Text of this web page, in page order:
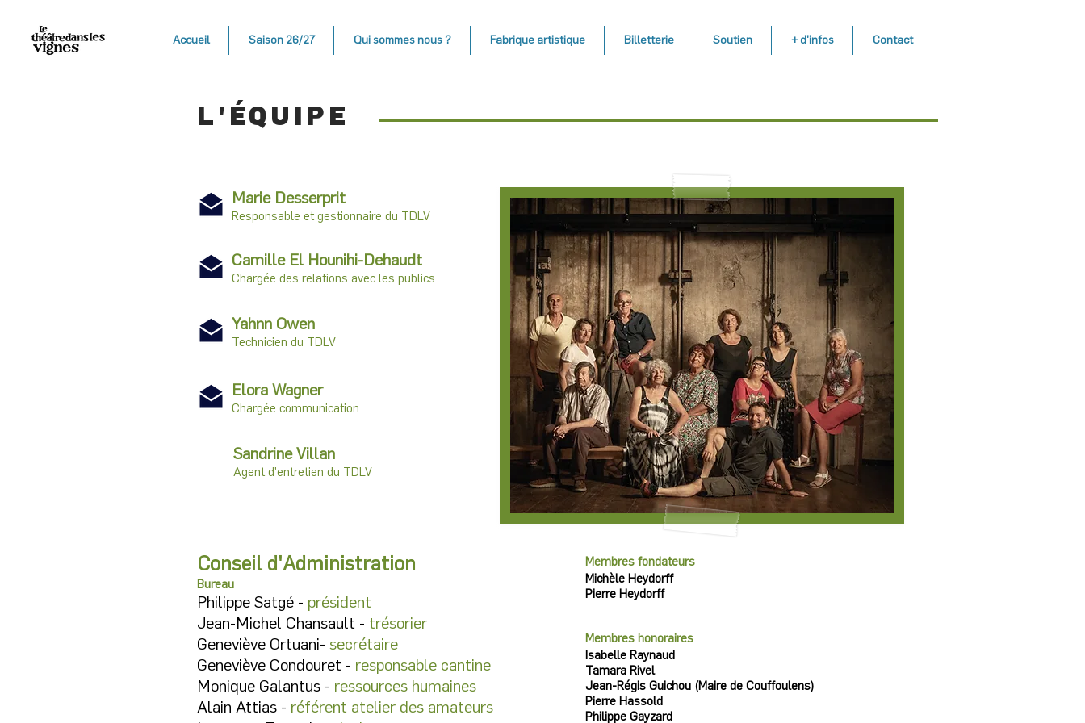
Accueil Saison 26/27 Qui sommes nous ? Fabrique artistique Billetterie Soutien + d'infos Contact
L'ÉQUIPE
Marie Desserprit
Responsable et gestionnaire du TDLV
Camille El Hounihi-Dehaudt
Chargée des relations avec les publics
Yahnn Owen
Technicien du TDLV
Elora Wagner
Chargée communication
Sandrine Villan
Agent d'entretien du TDLV
Conseil d'Administration
Bureau
Philippe Satgé - président
Jean-Michel Chansault - trésorier
Geneviève Ortuani- secrétaire
Geneviève Condouret - responsable cantine
Monique Galantus - ressources humaines
Alain Attias - référent atelier des amateurs
Membres fondateurs
Michèle Heydorff
Pierre Heydorff
Membres honoraires
Isabelle Raynaud
Tamara Rivel
Jean-Régis Guichou (Maire de Couffoulens)
Pierre Hassold
Philippe Gayzard